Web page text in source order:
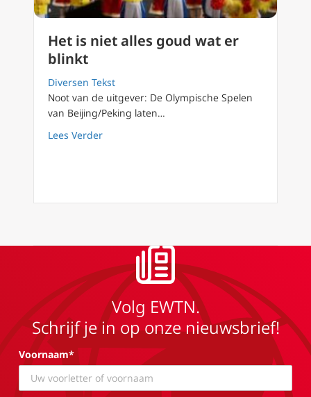
Het is niet alles goud wat er
blinkt
Diversen Tekst
Noot van de uitgever: De Olympische Spelen
van Beijing/Peking laten…
Lees Verderabout Het is niet alles goud wat er blinkt
Volg EWTN.
Schrijf je in op onze nieuwsbrief!
Voornaam*